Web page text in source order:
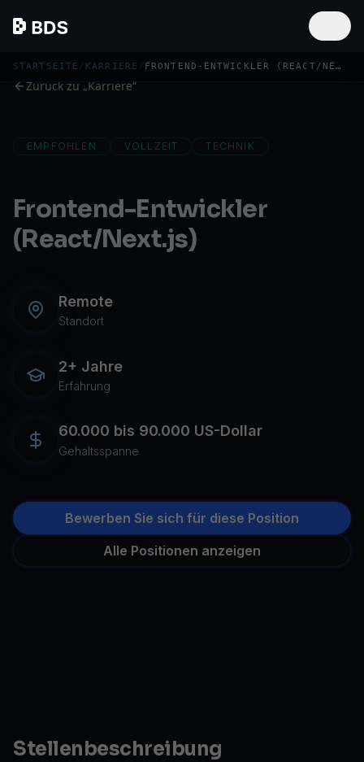
STARTSEITE / KARRIERE / FRONTEND-ENTWICKLER (REACT/NEXT.JS)
Zurück zu „Karriere“
EMPFOHLEN VOLLZEIT TECHNIK
Frontend-Entwickler
(React/Next.js)
Remote
Standort
2+ Jahre
Erfahrung
60.000 bis 90.000 US-Dollar
Gehaltsspanne
Bewerben Sie sich für diese Position
Alle Positionen anzeigen
Stellenbeschreibung